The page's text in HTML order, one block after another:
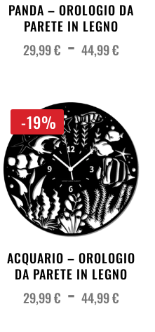
€
PANDA – OROLOGIO DA
PARETE IN LEGNO
29,99€ - 44,99€
-19%
ACQUARIO – OROLOGIO
DA PARETE IN LEGNO
29,99€ - 44,99€